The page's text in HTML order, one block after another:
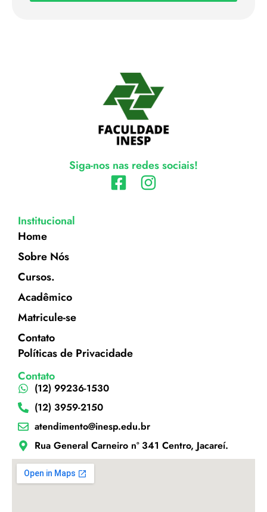
Siga-nos nas redes sociais!
Institucional
Home
Sobre Nós
Cursos.
Acadêmico
Matricule-se
Contato
Políticas de Privacidade
Contato
(12) 99236-1530
(12) 3959-2150
atendimento@inesp.edu.br
Rua General Carneiro nº 341 Centro, Jacareí.